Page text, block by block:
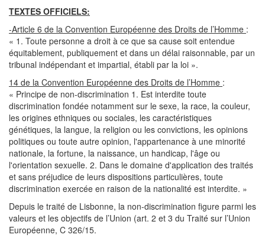
TEXTES OFFICIELS:
-Article 6 de la Convention Européenne des Droits de l’Homme :
« 1. Toute personne a droit à ce que sa cause soit entendue
équitablement, publiquement et dans un délai raisonnable, par un
tribunal indépendant et impartial, établi par la loi ».
14 de la Convention Européenne des Droits de l’Homme :
« Principe de non-discrimination 1. Est interdite toute
discrimination fondée notamment sur le sexe, la race, la couleur,
les origines ethniques ou sociales, les caractéristiques
génétiques, la langue, la religion ou les convictions, les opinions
politiques ou toute autre opinion, l'appartenance à une minorité
nationale, la fortune, la naissance, un handicap, l'âge ou
l'orientation sexuelle. 2. Dans le domaine d'application des traités
et sans préjudice de leurs dispositions particulières, toute
discrimination exercée en raison de la nationalité est interdite. »
Depuis le traité de Lisbonne, la non-discrimination figure parmi les
valeurs et les objectifs de l’Union (art. 2 et 3 du Traité sur l’Union
Européenne, C 326/15.